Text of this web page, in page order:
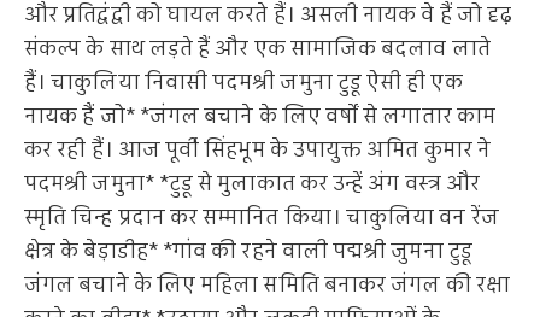
और प्रतिद्वंद्वी को घायल करते हैं। असली नायक वे हैं जो दृढ़
संकल्प के साथ लड़ते हैं और एक सामाजिक बदलाव लाते
हैं। चाकुलिया निवासी पदमश्री जमुना टुडू ऐसी ही एक
नायक हैं जो* *जंगल बचाने के लिए वर्षों से लगातार काम
कर रही हैं। आज पूर्वी सिंहभूम के उपायुक्त अमित कुमार ने
पदमश्री जमुना* *टुडू से मुलाकात कर उन्हें अंग वस्त्र और
स्मृति चिन्ह प्रदान कर सम्मानित किया। चाकुलिया वन रेंज
क्षेत्र के बेड़ाडीह* *गांव की रहने वाली पद्मश्री जुमना टुडू
जंगल बचाने के लिए महिला समिति बनाकर जंगल की रक्षा